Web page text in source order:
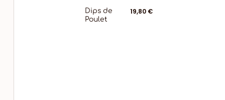
Dips de
Poulet
19,80 €